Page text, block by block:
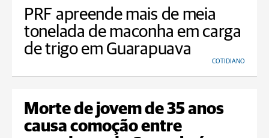
PRF apreende mais de meia
tonelada de maconha em carga
de trigo em Guarapuava
COTIDIANO
Morte de jovem de 35 anos
causa comoção entre